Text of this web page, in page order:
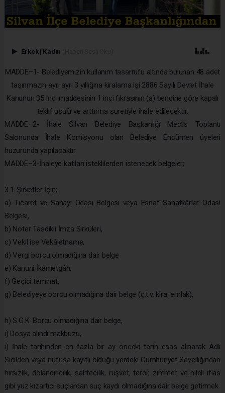
Erkek | Kadın
MADDE–1- Belediyemizin kullanım tasarrufu altında bulunan 48 adet
taşınmazın ayrı ayrı 3 yıllığına kiralama işi 2886 Sayılı Devlet İhale
Kanunun 35 inci maddesinin 1 inci fıkrasının (a) bendine göre kapalı
teklif usulü ve arttırma suretiyle ihale edilecektir.
MADDE–2- İhale Silvan Belediye Başkanlığı Meclis Toplantı
Salonunda İhale Komisyonu olan Belediye Encümen üyeleri
huzurunda yapılacaktır.
MADDE–3-İhaleye katılan isteklilerden istenecek belgeler;
3.1-Şirketler İçin;
a) Ticaret ve Sanayi Odası Belgesi veya Esnaf Sanatkârlar Odası
Belgesi,
b) Noter Tasdikli İmza Sirküleri,
c) Vekil ise Vekâletname,
d) Vergi borcu olmadığına dair belge
e) Kanuni İkametgâh,
f) Geçici teminat,
g) Belediyeye borcu olmadığına dair belge (ç.t.v. kira, emlak),
h) S.G.K. Borcu olmadığına dair belge,
ı) Dosya alındı makbuzu,
i) İhale tarihinden en fazla bir ay önceki tarih esas alınarak Adli
Sicilden veya nüfusa kayıtlı olduğu yerdeki Cumhuriyet Savcılığından
hırsızlık, dolandırıcılık, sahtecilik, rüşvet, terör, zimmet ve hileli iflas
gibi yüz kızartıcı suçlardan suç kaydı olmadığına dair belge getirmek